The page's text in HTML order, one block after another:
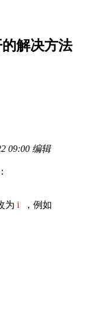
解决方法
09:00 编辑
为 i ，例如